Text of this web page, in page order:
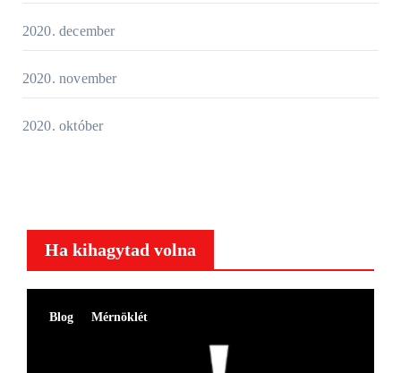
2020. december
2020. november
2020. október
Ha kihagytad volna
Blog Mérnöklét